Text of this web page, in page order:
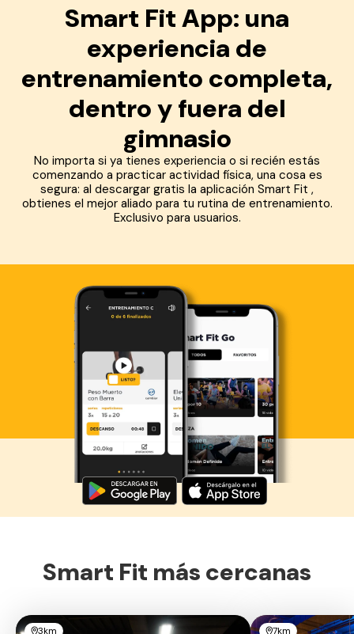
Smart Fit App: una
experiencia de
entrenamiento completa,
dentro y fuera del
gimnasio
No importa si ya tienes experiencia o si recién estás
comenzando a practicar actividad física, una cosa es
segura: al descargar gratis la aplicación Smart Fit ,
obtienes el mejor aliado para tu rutina de entrenamiento.
Exclusivo para usuarios.
Descarga ahora lo Smart Fit App
Smart Fit más cercanas
3km 7km